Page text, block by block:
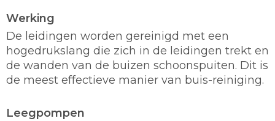
Werking
De leidingen worden gereinigd met een
hogedrukslang die zich in de leidingen trekt en
de wanden van de buizen schoonspuiten. Dit is
de meest effectieve manier van buis-reiniging.
Leegpompen